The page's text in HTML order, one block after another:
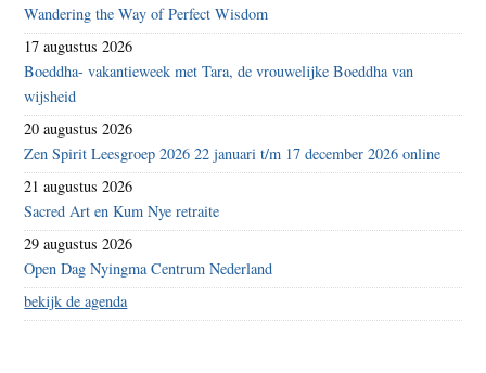
Wandering the Way of Perfect Wisdom
17 augustus 2026
Boeddha- vakantieweek met Tara, de vrouwelijke Boeddha van
wijsheid
20 augustus 2026
Zen Spirit Leesgroep 2026 22 januari t/m 17 december 2026 online
21 augustus 2026
Sacred Art en Kum Nye retraite
29 augustus 2026
Open Dag Nyingma Centrum Nederland
bekijk de agenda